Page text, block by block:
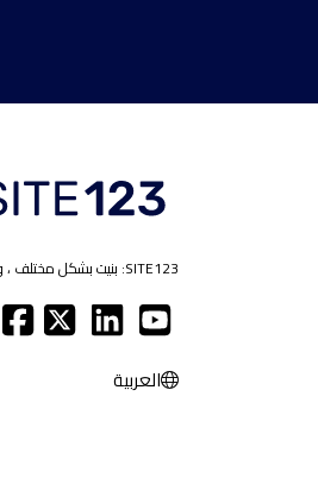
SITE123: بنيت بشكل مختلف ، وبنيت على نحو أفضل.
العربية